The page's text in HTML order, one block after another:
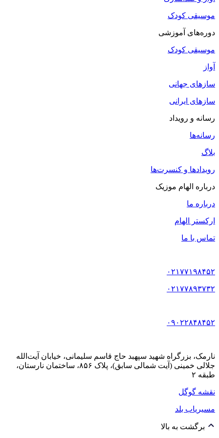
موسیقی کودک
دوره‌های آموزشی
موسیقی کودک
آواز
سازهای جهانی
سازهای ایرانی
رسانه و رویداد
رسانه‌ها
بلاگ
رویدادها و کنسرت‌ها
درباره الهام موزیک
درباره ما
ارکستر الهام
تماس با ما
۰۲۱۷۷۱۹۸۴۵۲
۰۲۱۷۷۸۹۳۷۳۲
۰۹۰۲۲۸۴۸۴۵۲
نارمک، بزرگراه شهید سپهبد حاج قاسم سلیمانی، خیابان آیت‌الله
جلالی خمینی (آیت شمالی سابق)، پلاک ۸۵۶، ساختمان نارستان،
طبقه ۲
نقشه گوگل
مسیریاب بلد
برگشت به بالا